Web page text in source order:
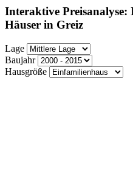
Interaktive
Häuser in Greiz
Lage
Baujahr
Hausgröße